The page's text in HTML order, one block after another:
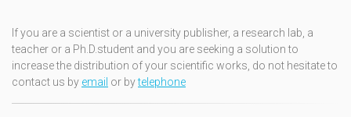
If you are a scientist or a university publisher, a research lab, a
teacher or a Ph.D.student and you are seeking a solution to
increase the distribution of your scientific works, do not hesitate to
contact us by email or bytelephone